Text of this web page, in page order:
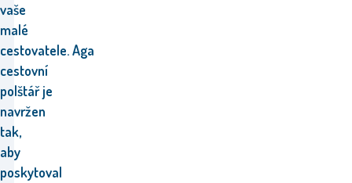
vaše
malé
cestovatele. Aga
cestovní
polštář je
navržen
tak,
aby
poskytoval